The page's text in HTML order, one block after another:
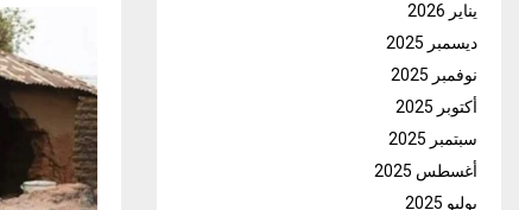
يناير 2026
ديسمبر 2025
نوفمبر 2025
أكتوبر 2025
سبتمبر 2025
أغسطس 2025
يوليو 2025